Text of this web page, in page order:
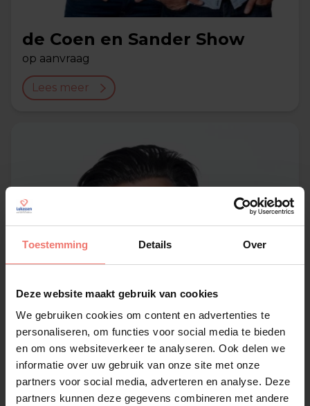
Toestemming Details Over
Deze website maakt gebruik van cookies
We gebruiken cookies om content en advertenties te
personaliseren, om functies voor social media te bieden
en om ons websiteverkeer te analyseren. Ook delen we
informatie over uw gebruik van onze site met onze
partners voor social media, adverteren en analyse. Deze
partners kunnen deze gegevens combineren met andere
de Coen en Sander Show
op aanvraag
Lees meer